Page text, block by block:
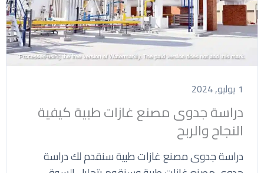
1 يوليو, 2024
دراسة جدوى مصنع غازات طبية كيفية
النجاح والربح
دراسة جدوى مصنع غازات طبية سنقدم لك دراسة